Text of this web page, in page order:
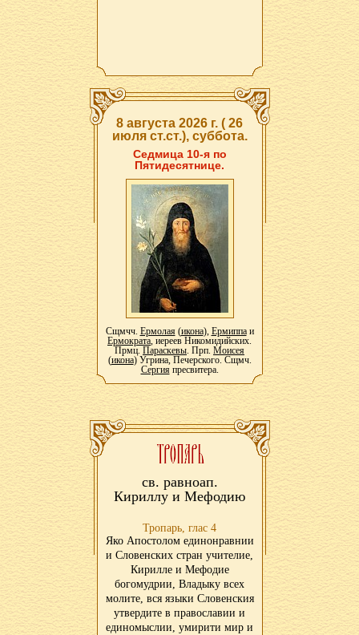
8 августа 2026 г. ( 26
июля ст.ст.), суббота.
Седмица 10-я по
Пятидесятнице.
Сщмчч. Ермолая(икона), Ермиппаи
Ермократа, иереев Никомидийских.
Прмц. Параскевы. Прп. Моисея
(икона) Угрина, Печерского. Сщмч.
Сергияпресвитера.
св. равноап.
Кириллу и Мефодию
Тропарь, глас 4
Яко Апостолом единонравнии
и Словенских стран учителие,
Кирилле и Мефодие
богомудрии, Владыку всех
молите, вся языки Словенския
утвердите в православии и
единомыслии, умирити мир и